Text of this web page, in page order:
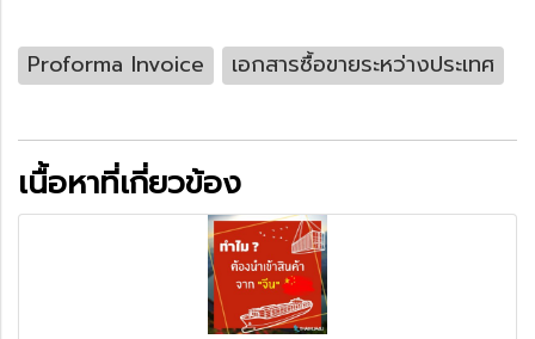
Proforma Invoice เอกสารซื้อขายระหว่างประเทศ
เนื้อหาที่เกี่ยวข้อง